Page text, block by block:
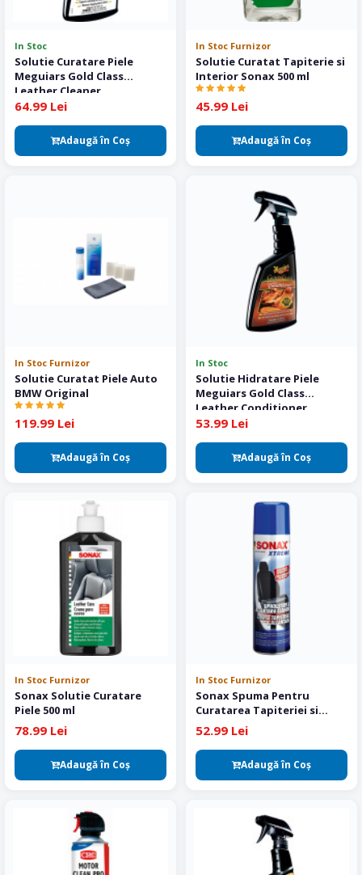
In Stoc
Solutie Curatare Piele
Meguiars Gold Class
Leather Cleaner
64.99 Lei
Adaugă în Coş
In Stoc Furnizor
Solutie Curatat Tapiterie si
Interior Sonax 500 ml
45.99 Lei
Adaugă în Coş
In Stoc Furnizor
Solutie Curatat Piele Auto
BMW Original
119.99 Lei
Adaugă în Coş
In Stoc
Solutie Hidratare Piele
Meguiars Gold Class
Leather Conditioner
53.99 Lei
Adaugă în Coş
In Stoc Furnizor
Sonax Solutie Curatare
Piele 500 ml
78.99 Lei
Adaugă în Coş
In Stoc Furnizor
Sonax Spuma Pentru
Curatarea Tapiteriei si
Alcantara 400 ml
52.99 Lei
Adaugă în Coş